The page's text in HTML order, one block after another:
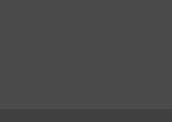
려움이 생길 수 있습니다.이러
있는 차량에 대한 제한이 있
는 교통수단일수 있습니다. 버